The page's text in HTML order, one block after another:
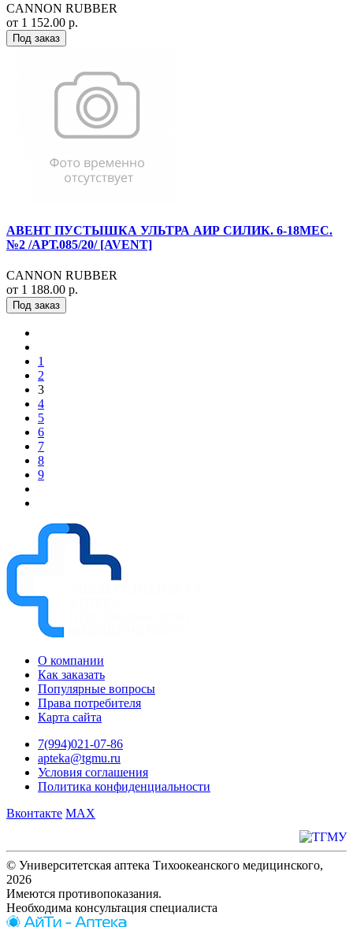
CANNON RUBBER
от 1 152.00 р.
Под заказ
АВЕНТ ПУСТЫШКА УЛЬТРА АИР СИЛИК. 6-18МЕС.
№2 /АРТ.085/20/ [AVENT]
CANNON RUBBER
от 1 188.00 р.
Под заказ
1
2
3
4
5
6
7
8
9
О компании
Как заказать
Популярные вопросы
Права потребителя
Карта сайта
7(994)021-07-86
apteka@tgmu.ru
Условия соглашения
Политика конфиденциальности
Вконтакте MAX
© Университетская аптека Тихоокеанского медицинского,
2026
Имеются противопоказания.
Необходима консультация специалиста